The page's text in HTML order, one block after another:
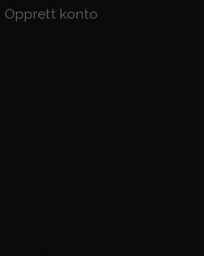
Opprett konto